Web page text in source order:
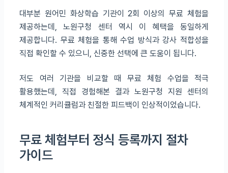
대부분 원어민 화상학습 기관이 2회 이상의 무료 체험을
제공하는데, 노원구청 센터 역시 이 혜택을 동일하게
제공합니다. 무료 체험을 통해 수업 방식과 강사 적합성을
직접 확인할 수 있으니, 신중한 선택에 큰 도움이 됩니다.
저도 여러 기관을 비교할 때 무료 체험 수업을 적극
활용했는데, 직접 경험해본 결과 노원구청 지원 센터의
체계적인 커리큘럼과 친절한 피드백이 인상적이었습니다.
무료 체험부터 정식 등록까지 절차
가이드